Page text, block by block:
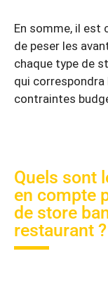
En somme, il est
de peser les
chaque type de
qui correspondra
contraintes
Quels sont
en compte
de store
restaurant ?